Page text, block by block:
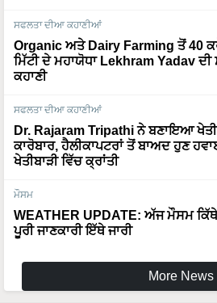
ਸਫਲਤਾ ਦੀਆ ਕਹਾਣੀਆਂ
Organic ਅਤੇ Dairy Farming ਤੋਂ 40
ਮਿੱਟੀ ਦੇ ਮਹਾਯੋਧਾ Lekhram Yadav ਦੀ
ਕਹਾਣੀ
ਸਫਲਤਾ ਦੀਆ ਕਹਾਣੀਆਂ
Dr. Rajaram Tripathi ਨੇ ਬਣਾਇਆ
ਕਾਰੋਬਾਰ, ਹੈਲੀਕਾਪਟਰਾਂ ਤੋਂ ਬਾਅਦ ਹੁਣ
ਖੇਤੀਬਾੜੀ ਵਿੱਚ ਕ੍ਰਾਂਤੀ
ਮੌਸਮ
WEATHER UPDATE: ਅੱਜ ਮੌਸਮ
ਪੂਰੀ ਜਾਣਕਾਰੀ ਇੱਥੇ ਜਾਰੀ
More News